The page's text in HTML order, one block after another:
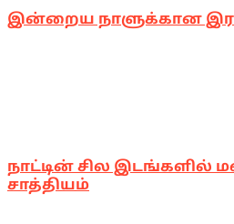
இன்றைய நாளுக்கான
நாட்டின் சில இடங்களில்
சாத்தியம்